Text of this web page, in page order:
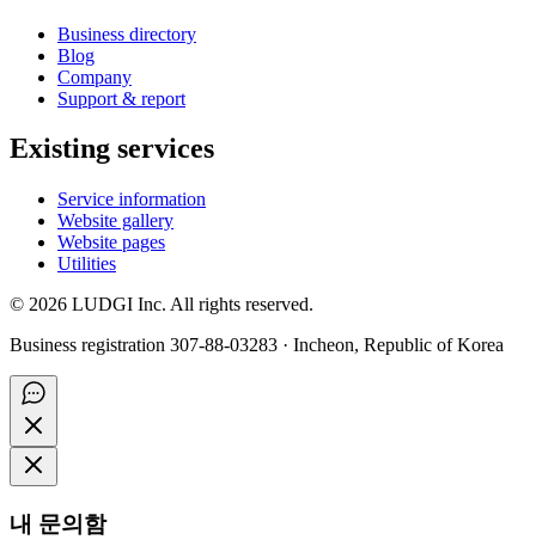
Business directory
Blog
Company
Support & report
Existing services
Service information
Website gallery
Website pages
Utilities
© 2026 LUDGI Inc. All rights reserved.
Business registration 307-88-03283 · Incheon, Republic of Korea
내 문의함